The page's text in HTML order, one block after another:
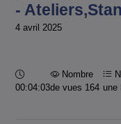
-
4 avril 2025
Durée :
00:04:03
Nombre
de vues 164 une